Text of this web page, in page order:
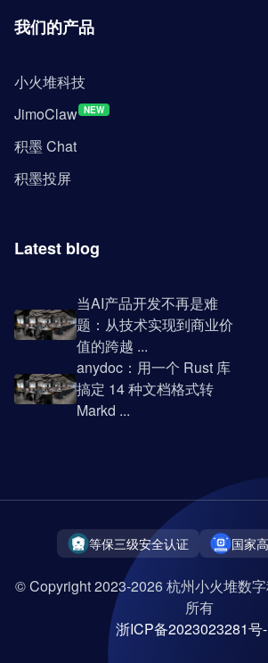
我们的产品
小火堆科技
JimoClaw NEW
积墨 Chat
积墨投屏
Latest blog
当AI产品开发不再是难
题：从技术实现到商业价
值的跨越 ...
anydoc：用一个 Rust 库
搞定 14 种文档格式转
Markd ...
等保三级安全认证 国家
© Copyright 2023-2026 杭州小火堆数
所有
浙ICP备2023023281号